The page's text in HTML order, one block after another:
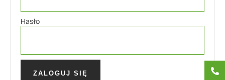
Hasło
ZALOGUJ SIĘ